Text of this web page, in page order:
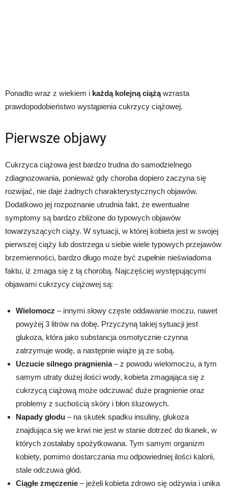
Ponadto wraz z wiekiem i każdą kolejną ciążąwzrasta
prawdopodobieństwo wystąpienia cukrzycy ciążowej.
Pierwsze objawy
Cukrzyca ciążowa jest bardzo trudna do samodzielnego
zdiagnozowania, ponieważ gdy choroba dopiero zaczyna się
rozwijać, nie daje żadnych charakterystycznych objawów.
Dodatkowo jej rozpoznanie utrudnia fakt, że ewentualne
symptomy są bardzo zbliżone do typowych objawów
towarzyszących ciąży. W sytuacji, w której kobieta jest w swojej
pierwszej ciąży lub dostrzega u siebie wiele typowych przejawów
brzemienności, bardzo długo może być zupełnie nieświadoma
faktu, iż zmaga się z tą chorobą. Najczęściej występującymi
objawami cukrzycy ciążowej są:
Wielomocz – innymi słowy częste oddawanie moczu, nawet
powyżej 3 litrów na dobę. Przyczyną takiej sytuacji jest
glukoza, która jako substancja osmotycznie czynna
zatrzymuje wodę, a następnie wiąże ją ze sobą.
Uczucie silnego pragnienia– z powodu wielomoczu, a tym
samym utraty dużej ilości wody, kobieta zmagająca się z
cukrzycą ciążową może odczuwać duże pragnienie oraz
problemy z suchością skóry i błon śluzowych.
Napady głodu – na skutek spadku insuliny, glukoza
znajdująca się we krwi nie jest w stanie dotrzeć do tkanek, w
których zostałaby spożytkowana. Tym samym organizm
kobiety, pomimo dostarczania mu odpowiedniej ilości kalorii,
stale odczuwa głód.
Ciągłe zmęczenie – jeżeli kobieta zdrowo się odżywia i unika